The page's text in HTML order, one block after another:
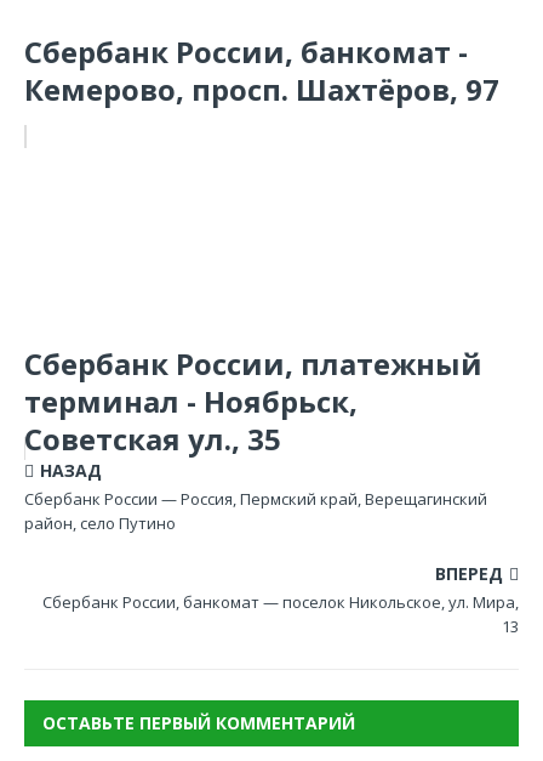
Сбербанк России, банкомат -
Кемерово, просп. Шахтёров, 97
Сбербанк России, платежный
терминал - Ноябрьск,
Советская ул., 35
НАЗАД
Сбербанк России — Россия, Пермский край, Верещагинский
район, село Путино
ВПЕРЕД
Сбербанк России, банкомат — поселок Никольское, ул. Мира,
13
ОСТАВЬТЕ ПЕРВЫЙ КОММЕНТАРИЙ